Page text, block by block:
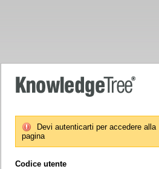
Devi autenticarti per accedere alla
pagina
Codice utente